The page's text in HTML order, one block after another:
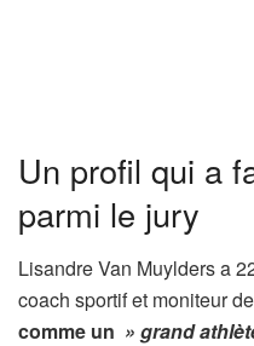
Un profil qui a
parmi le jury
Lisandre Van Muylders a
coach sportif et moniteur
comme un » grand